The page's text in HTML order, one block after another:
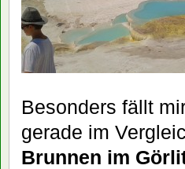
Besonders fällt
gerade im
Brunnen im